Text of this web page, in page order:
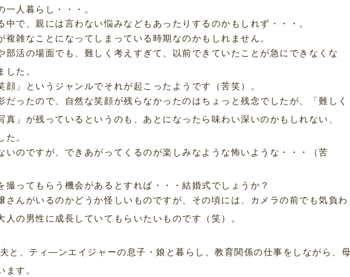
人暮らし・・・。
で、親には言わない悩みなどもあったりするのかもしれず・・・。
雑なことになってしまっている時期なのかもしれません。
部活の場面でも、難しく考えすぎて、以前できていたことが急にできなくな
た。
」というジャンルでそれが起こったようです（苦笑）。
だったので、自然な笑顔が残らなかったのはちょっと残念でしたが、「難しく
」が残っているというのも、あとになったら味わい深いのかもしれない、
。
いのですが、できあがってくるのが楽しみなような怖いような・・・（苦
撮ってもらう機会があるとすれば・・・結婚式でしょうか？
さんがいるのかどうか怪しいものですが、その頃には、カメラの前でも気負わ
の男性に成長していてもらいたいものです（笑）。
と、ティ―ンエイジャーの息子・娘と暮らし、教育関係の仕事をしながら、
す。